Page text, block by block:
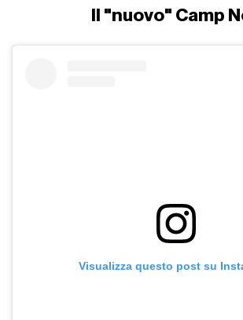
Il "nuovo" Camp
Visualizza questo post su